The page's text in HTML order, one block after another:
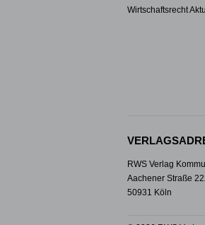
Wirtschaftsrecht
RWS Verlag
Aachener Straße
50931 Köln